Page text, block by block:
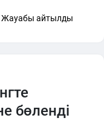
Жауабы айтылды
бөленді